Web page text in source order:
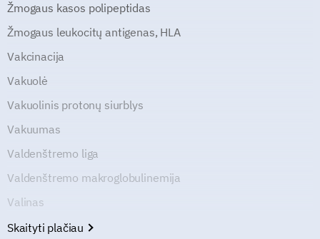
Žmogaus kasos polipeptidas
Žmogaus leukocitų antigenas, HLA
Vakcinacija
Vakuolė
Vakuolinis protonų siurblys
Vakuumas
Valdenštremo liga
Valdenštremo makroglobulinemija
Valinas
Skaityti plačiau